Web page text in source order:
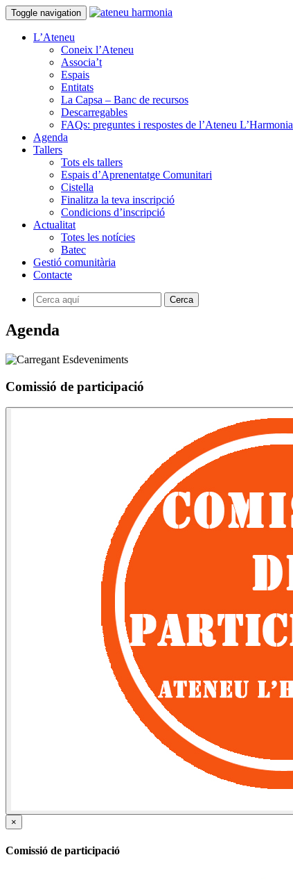
Toggle navigation
L’Ateneu
Coneix l’Ateneu
Associa’t
Espais
Entitats
La Capsa – Banc de recursos
Descarregables
FAQs: preguntes i respostes de l’Ateneu L’Harmonia
Agenda
Tallers
Tots els tallers
Espais d’Aprenentatge Comunitari
Cistella
Finalitza la teva inscripció
Condicions d’inscripció
Actualitat
Totes les notícies
Batec
Gestió comunitària
Contacte
Agenda
Comissió de participació
×
Comissió de participació